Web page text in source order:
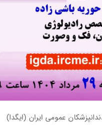
عمومی ایران (ایگدا)